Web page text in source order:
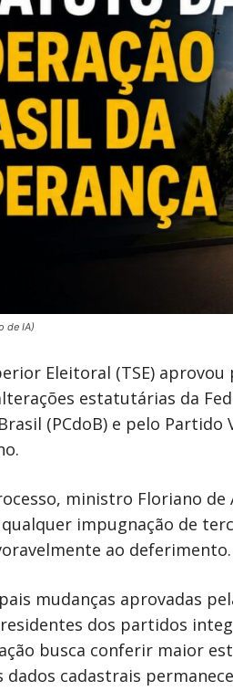
de IA)
Eleitoral (TSE)
estatutárias da
(PCdoB) e pelo Partido
ministro Floriano
impugnação de
ao deferimento.
mudanças aprovadas
dos partidos
busca conferir maior
dados cadastrais